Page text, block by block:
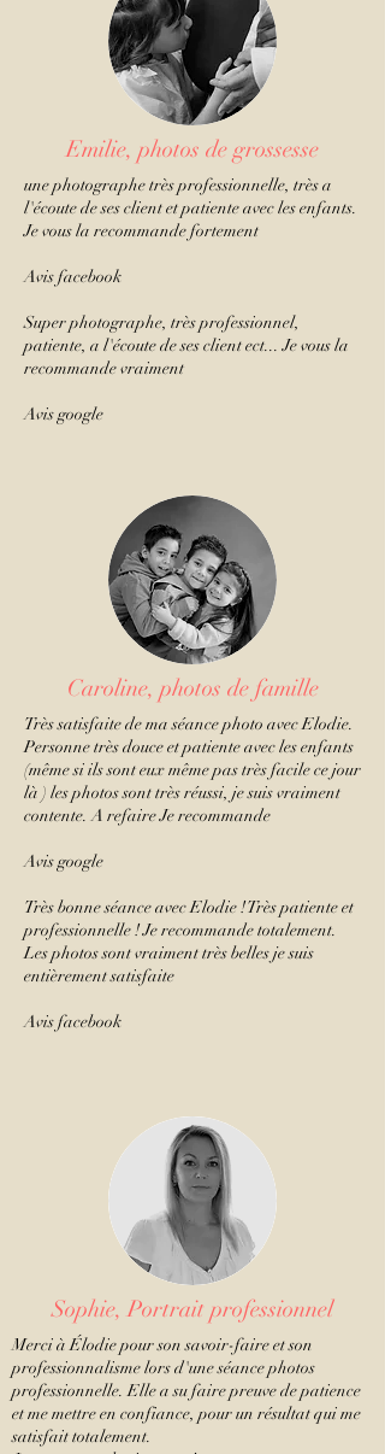
Emilie, photos de grossesse
une photographe très professionnelle, très a
l'écoute de ses client et patiente avec les enfants.
Je vous la recommande fortement
Avis facebook
Super photographe, très professionnel,
patiente, a l'écoute de ses client ect... Je vous la
recommande vraiment
Avis google
Caroline, photos de famille
Très satisfaite de ma séance photo avec Elodie.
Personne très douce et patiente avec les enfants
(même si ils sont eux même pas très facile ce jour
là ) les photos sont très réussi, je suis vraiment
contente. A refaire Je recommande
Avis google
Très bonne séance avec Elodie ! Très patiente et
professionnelle ! Je recommande totalement.
Les photos sont vraiment très belles je suis
entièrement satisfaite
Avis facebook
Sophie, Portrait professionnel
Merci à Élodie pour son savoir-faire et son
professionnalisme lors d'une séance photos
professionnelle. Elle a su faire preuve de patience
et me mettre en confiance, pour un résultat qui me
satisfait totalement.